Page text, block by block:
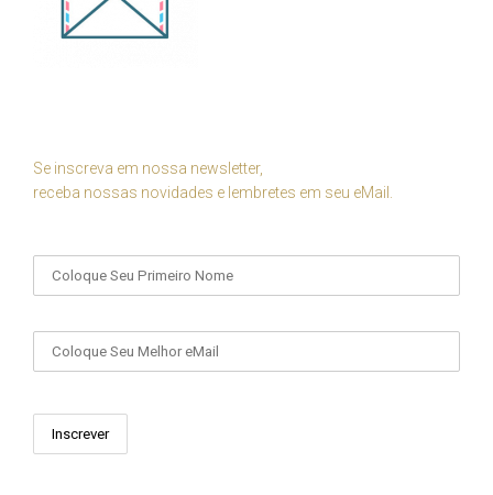
Se inscreva em nossa newsletter,
receba nossas novidades e lembretes em seu eMail.